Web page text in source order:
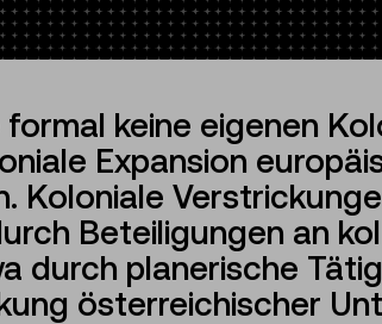
keine eigenen
Expansion
Koloniale
Beteiligungen an
planerische
österreichischer